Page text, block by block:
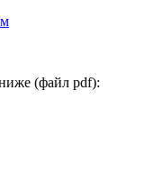
(файл pdf):